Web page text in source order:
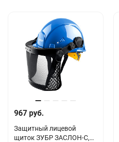
967 руб.
Защитный лицевой
щиток ЗУБР ЗАСЛОН-С,